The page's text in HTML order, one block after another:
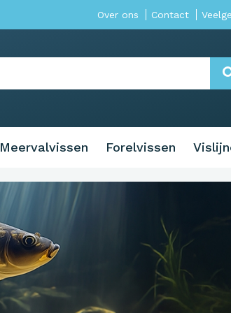
Over ons Contact
Meervalvissen Forelvissen